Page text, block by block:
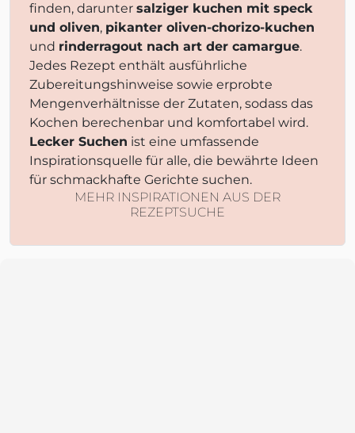
finden, darunter salziger kuchen mit speck
und oliven, pikanter oliven-chorizo-kuchen
und rinderragout nach art der camargue.
Jedes Rezept enthält ausführliche
Zubereitungshinweise sowie erprobte
Mengenverhältnisse der Zutaten, sodass das
Kochen berechenbar und komfortabel wird.
Lecker Suchen ist eine umfassende
Inspirationsquelle für alle, die bewährte Ideen
für schmackhafte Gerichte suchen.
MEHR INSPIRATIONEN AUS DER
REZEPTSUCHE